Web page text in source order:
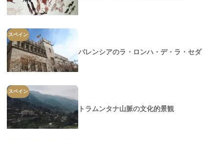
スペイン
バレンシアのラ・ロンハ・デ・ラ・セダ
スペイン
トラムンタナ山脈の文化的景観